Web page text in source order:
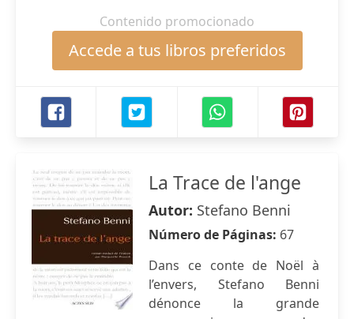
Contenido promocionado
Accede a tus libros preferidos
La Trace de l'ange
Autor: Stefano Benni
Número de Páginas: 67
Dans ce conte de Noël à
l’envers, Stefano Benni
dénonce la grande